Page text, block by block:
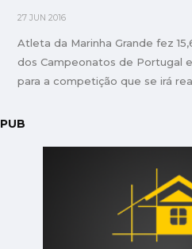
27 JUN 2016
Atleta da Marinha Grande fez
dos Campeonatos de Portugal
para a competição que se irá
PUB